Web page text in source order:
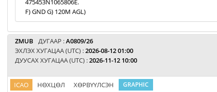
475453N1065806E.
F) GND G) 120M AGL)
ZMUB ДУГААР :A0809/26
ЭХЛЭХ ХУГАЦАА (UTC) :2026-08-12 01:00
ДУУСАХ ХУГАЦАА (UTC) :2026-11-12 10:00
ICAO НӨХЦӨЛ ХӨРВҮҮЛСЭН GRAPHIC